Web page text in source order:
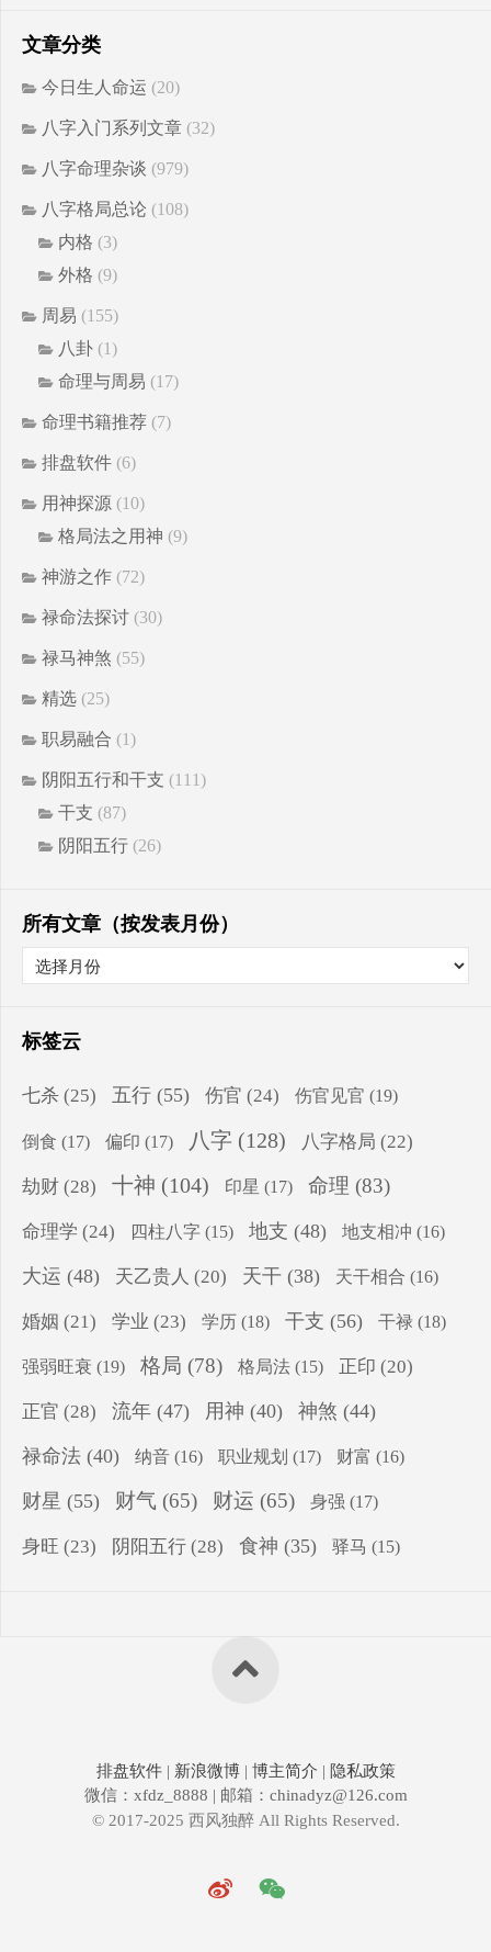
文章分类
今日生人命运 (20)
八字入门系列文章 (32)
八字命理杂谈 (979)
八字格局总论 (108)
内格 (3)
外格 (9)
周易 (155)
八卦 (1)
命理与周易 (17)
命理书籍推荐 (7)
排盘软件 (6)
用神探源 (10)
格局法之用神 (9)
神游之作 (72)
禄命法探讨 (30)
禄马神煞 (55)
精选 (25)
职易融合 (1)
阴阳五行和干支 (111)
干支 (87)
阴阳五行 (26)
所有文章（按发表月份）
标签云
七杀 (25) 五行 (55) 伤官 (24) 伤官见官 (19)
倒食 (17) 偏印 (17) 八字 (128) 八字格局 (22)
劫财 (28) 十神 (104) 印星 (17) 命理 (83)
命理学 (24) 四柱八字 (15) 地支 (48) 地支相冲 (16)
大运 (48) 天乙贵人 (20) 天干 (38) 天干相合 (16)
婚姻 (21) 学业 (23) 学历 (18) 干支 (56) 干禄 (18)
强弱旺衰 (19) 格局 (78) 格局法 (15) 正印 (20)
正官 (28) 流年 (47) 用神 (40) 神煞 (44)
禄命法 (40) 纳音 (16) 职业规划 (17) 财富 (16)
财星 (55) 财气 (65) 财运 (65) 身强 (17)
身旺 (23) 阴阳五行 (28) 食神 (35) 驿马 (15)
排盘软件 | 新浪微博 | 博主简介 | 隐私政策
微信：xfdz_8888 | 邮箱：chinadyz@126.com
© 2017-2025 西风独醉 All Rights Reserved.